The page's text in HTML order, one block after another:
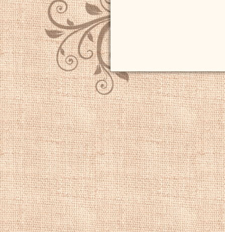
Младшего и
был моряком и
Одна из первых
мельницей" от
напоминает
пейзажистов,
пейзажи,
фигурами. Эти